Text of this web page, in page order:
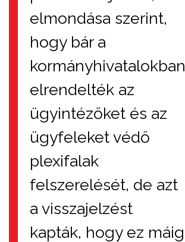
elmondása szerint,
hogy bár a
kormányhivatalokban
elrendelték az
ügyintézőket és az
ügyfeleket védő
plexifalak
felszerelését, de azt
a visszajelzést
kapták, hogy ez máig